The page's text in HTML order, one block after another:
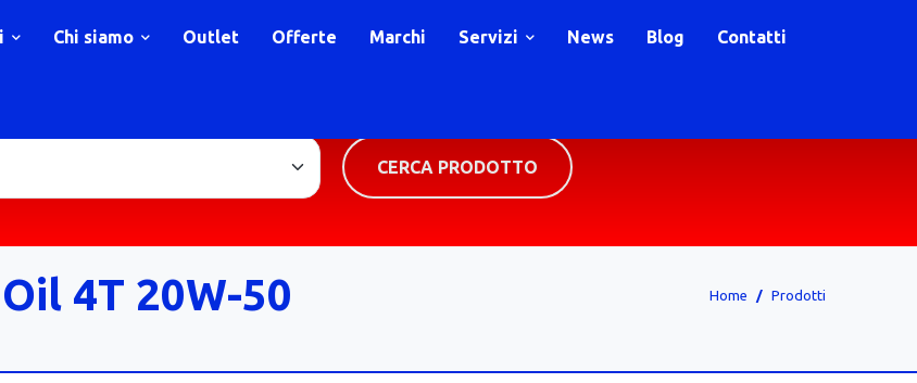
Chi siamo Outlet Offerte Marchi Servizi News Blog Contatti
CERCA PRODOTTO
4T 20W-50 Home Prodotti